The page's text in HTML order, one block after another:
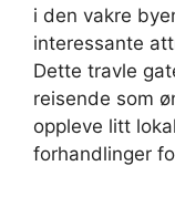
i den vakre
interessante
Dette travle
reisende som
oppleve litt
forhandlinger